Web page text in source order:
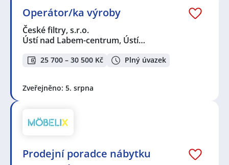
Operátor/ka výroby
České filtry, s.r.o.
Ústí nad Labem-centrum, Ústí…
25 700 – 30 500 Kč Plný úvazek
Zveřejněno: 5. srpna
Prodejní poradce nábytku